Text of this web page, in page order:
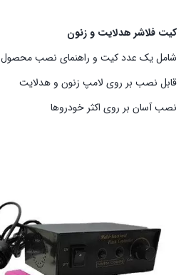
کیت فلاشر هدلایت و زنون
شامل یک عدد کیت و راهنمای نصب محصول
قابل نصب بر روی لامپ زنون و هدلایت
نصب آسان بر روی اکثر خودروها